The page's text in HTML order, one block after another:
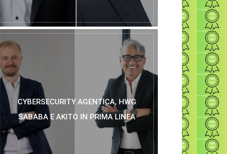
CYBERSECURITY AGENTICA, HWG
SABABA E AKITO IN PRIMA LINEA